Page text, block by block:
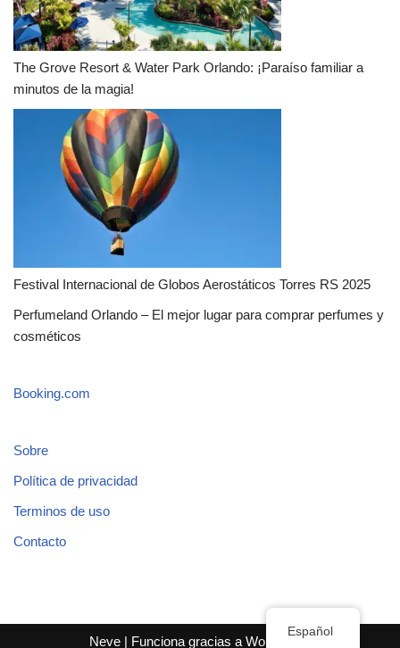
The Grove Resort & Water Park Orlando: ¡Paraíso familiar a
minutos de la magia!
Festival Internacional de Globos Aerostáticos Torres RS 2025
Perfumeland Orlando – El mejor lugar para comprar perfumes y
cosméticos
Booking.com
Sobre
Política de privacidad
Terminos de uso
Contacto
Neve| Funciona gracias a WordPress
Español